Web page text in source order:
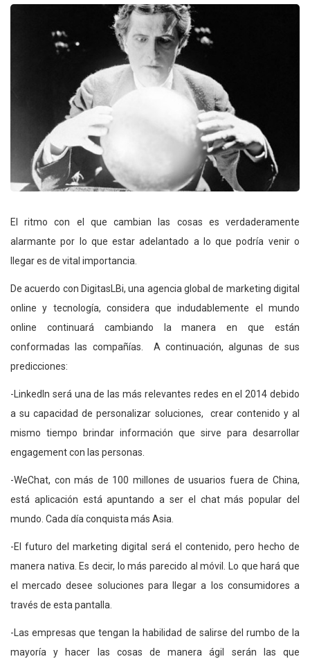
El ritmo con el que cambian las cosas es verdaderamente
alarmante por lo que estar adelantado a lo que podría venir o
llegar es de vital importancia.
De acuerdo con DigitasLBi, una agencia global de marketing digital
online y tecnología, considera que indudablemente el mundo
online continuará cambiando la manera en que están
conformadas las compañías. A continuación, algunas de sus
predicciones:
-LinkedIn será una de las más relevantes redes en el 2014 debido
a su capacidad de personalizar soluciones, crear contenido y al
mismo tiempo brindar información que sirve para desarrollar
engagement con las personas.
-WeChat, con más de 100 millones de usuarios fuera de China,
está aplicación está apuntando a ser el chat más popular del
mundo. Cada día conquista más Asia.
-El futuro del marketing digital será el contenido, pero hecho de
manera nativa. Es decir, lo más parecido al móvil. Lo que hará que
el mercado desee soluciones para llegar a los consumidores a
través de esta pantalla.
-Las empresas que tengan la habilidad de salirse del rumbo de la
mayoría y hacer las cosas de manera ágil serán las que